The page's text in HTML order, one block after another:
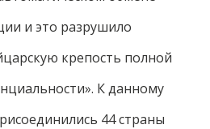
и это разрушило
крепость полной
К данному
44 страны